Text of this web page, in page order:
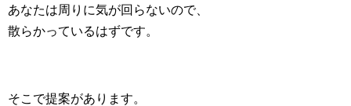
あなたは周りに気が回らないので、
散らかっているはずです。
そこで提案があります。